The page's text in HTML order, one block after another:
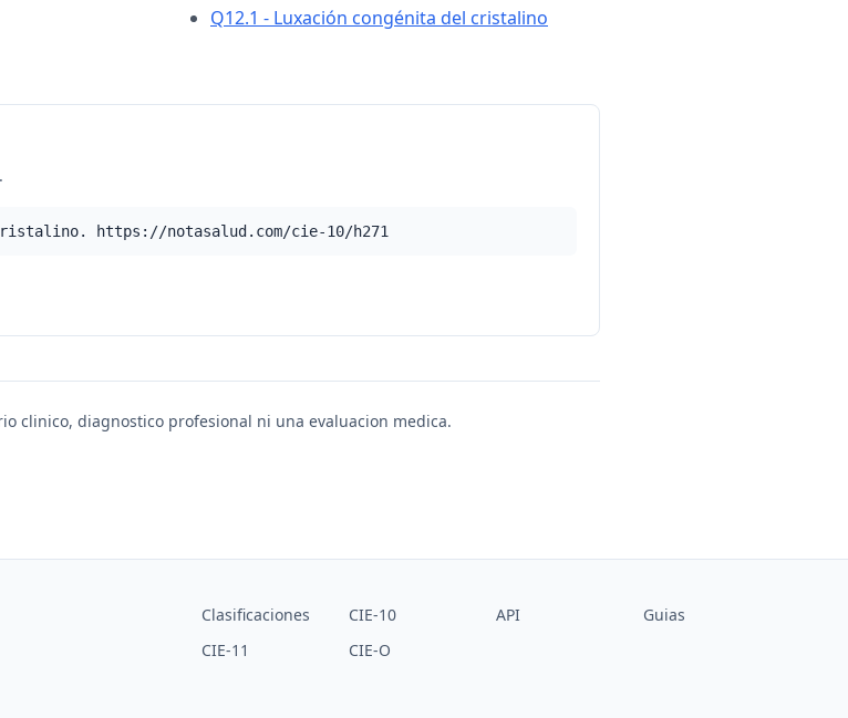
Q12.1 - Luxación congénita del cristalino
https://notasalud.com/cie-10/h271
clinico, diagnostico profesional ni una evaluacion medica.
Clasificaciones CIE-10 API
Guias
CIE-11
CIE-O